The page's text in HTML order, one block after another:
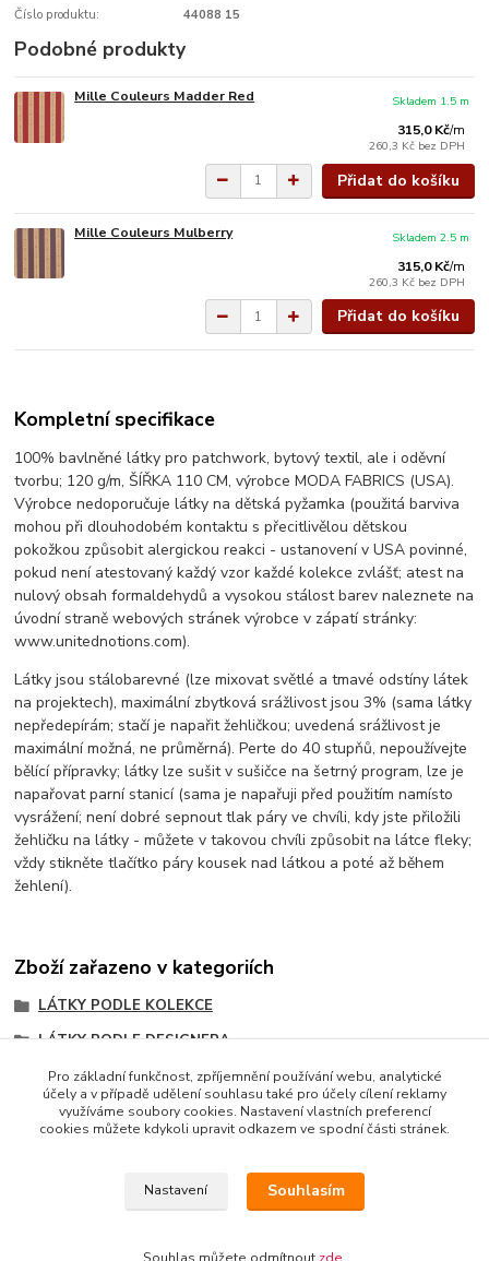
Číslo produktu: 44088 15
Podobné produkty
Mille Couleurs Madder Red
315,0 Kč/m
260,3 Kč bez DPH
Skladem 1.5 m
Přidat do košíku
Mille Couleurs Mulberry
315,0 Kč/m
260,3 Kč bez DPH
Skladem 2.5 m
Přidat do košíku
Kompletní specifikace
100% bavlněné látky pro patchwork, bytový textil, ale i oděvní
tvorbu; 120 g/m, ŠÍŘKA 110 CM, výrobce MODA FABRICS (USA).
Výrobce nedoporučuje látky na dětská pyžamka (použitá barviva
mohou při dlouhodobém kontaktu s přecitlivělou dětskou
pokožkou způsobit alergickou reakci - ustanovení v USA povinné,
pokud není atestovaný každý vzor každé kolekce zvlášť; atest na
nulový obsah formaldehydů a vysokou stálost barev naleznete na
úvodní straně webových stránek výrobce v zápatí stránky:
www.unitednotions.com).
Látky jsou stálobarevné (lze mixovat světlé a tmavé odstíny látek
na projektech), maximální zbytková srážlivost jsou 3% (sama látky
nepředepírám; stačí je napařit žehličkou; uvedená srážlivost je
maximální možná, ne průměrná). Perte do 40 stupňů, nepoužívejte
bělící přípravky; látky lze sušit v sušičce na šetrný program, lze je
napařovat parní stanicí (sama je napařuji před použitím namísto
vysrážení; není dobré sepnout tlak páry ve chvíli, kdy jste přiložili
žehličku na látky - můžete v takovou chvíli způsobit na látce fleky;
vždy stikněte tlačítko páry kousek nad látkou a poté až během
žehlení).
Zboží zařazeno v kategoriích
LÁTKY PODLE KOLEKCE
LÁTKY PODLE DESIGNERA
Mille Couleurs
3 Sisters
Copyright © 2014 · E-SHOP S DESIGNOVÝMI LÁTKAMI
Pro základní funkčnost, zpříjemnění používání webu, analytické
účely a v případě udělení souhlasu také pro účely cílení reklamy
využíváme soubory cookies. Nastavení vlastních preferencí
cookies můžete kdykoli upravit odkazem ve spodní části stránek.
Nastavení Souhlasím